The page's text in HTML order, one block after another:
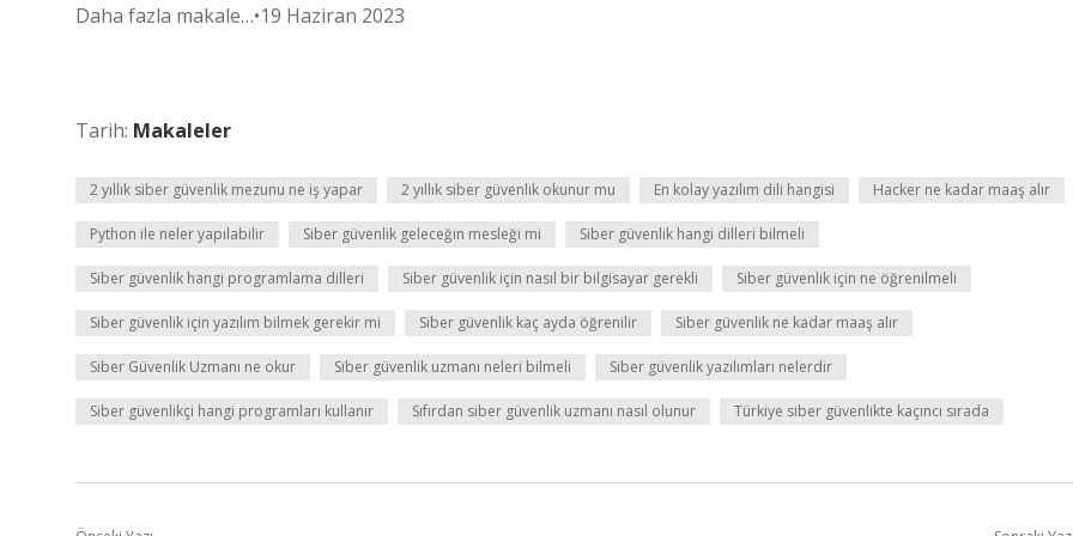
Daha fazla makale…•19 Haziran 2023
Tarih: Makaleler
2 yıllık siber güvenlik mezunu ne iş yapar 2 yıllık siber güvenlik okunur mu En kolay yazılım dili hangisi Hacker ne kadar maaş alır
Python ile neler yapılabilir Siber güvenlik geleceğin mesleği mi Siber güvenlik hangi dilleri bilmeli
Siber güvenlik hangi programlama dilleri Siber güvenlik için nasıl bir bilgisayar gerekli Siber güvenlik için ne öğrenilmeli
Siber güvenlik için yazılım bilmek gerekir mi Siber güvenlik kaç ayda öğrenilir Siber güvenlik ne kadar maaş alır
Siber Güvenlik Uzmanı ne okur Siber güvenlik uzmanı neleri bilmeli Siber güvenlik yazılımları nelerdir
Siber güvenlikçi hangi programları kullanır Sıfırdan siber güvenlik uzmanı nasıl olunur Türkiye siber güvenlikte kaçıncı sırada